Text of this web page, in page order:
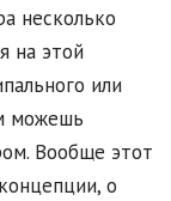
несколько
на этой
или
можешь
Вообще этот
о